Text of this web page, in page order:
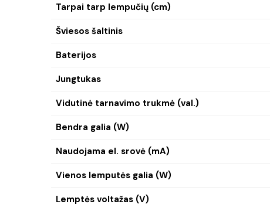
Tarpai tarp lempučių (cm)
Šviesos šaltinis
Baterijos
Jungtukas
Vidutinė tarnavimo trukmė (val.)
Bendra galia (W)
Naudojama el. srovė (mA)
Vienos lemputės galia (W)
Lemptės voltažas (V)